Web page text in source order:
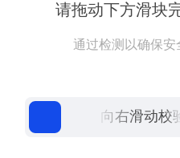
请拖动下方滑块
通过检测以确保安